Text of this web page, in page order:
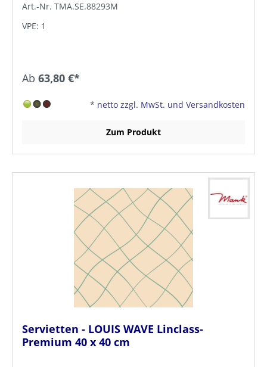
Art.-Nr. TMA.SE.88293M
VPE: 1
Ab 63,80 €*
* netto zzgl. MwSt. und Versandkosten
Zum Produkt
Servietten - LOUIS WAVE Linclass-
Premium 40 x 40 cm